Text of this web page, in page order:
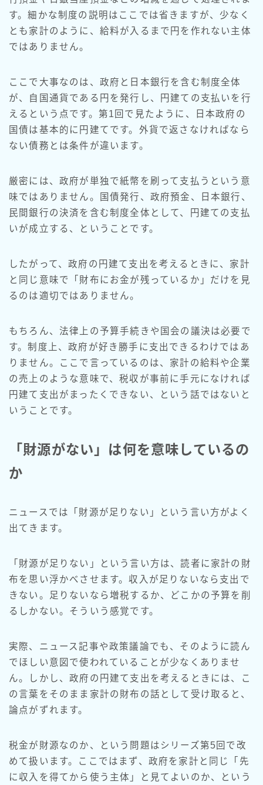
す。細かな制度の説明はここでは省きますが、少なく
とも家計のように、給料が入るまで円を作れない主体
ではありません。
ここで大事なのは、政府と日本銀行を含む制度全体
が、自国通貨である円を発行し、円建ての支払いを行
えるという点です。第1回で見たように、日本政府の
国債は基本的に円建てです。外貨で返さなければなら
ない債務とは条件が違います。
厳密には、政府が単独で紙幣を刷って支払うという意
味ではありません。国債発行、政府預金、日本銀行、
民間銀行の決済を含む制度全体として、円建ての支払
いが成立する、ということです。
したがって、政府の円建て支出を考えるときに、家計
と同じ意味で「財布にお金が残っているか」だけを見
るのは適切ではありません。
もちろん、法律上の予算手続きや国会の議決は必要で
す。制度上、政府が好き勝手に支出できるわけではあ
りません。ここで言っているのは、家計の給料や企業
の売上のような意味で、税収が事前に手元になければ
円建て支出がまったくできない、という話ではないと
いうことです。
「財源がない」は何を意味しているの
か
ニュースでは「財源が足りない」という言い方がよく
出てきます。
「財源が足りない」という言い方は、読者に家計の財
布を思い浮かべさせます。収入が足りないなら支出で
きない。足りないなら増税するか、どこかの予算を削
るしかない。そういう感覚です。
実際、ニュース記事や政策議論でも、そのように読ん
でほしい意図で使われていることが少なくありませ
ん。しかし、政府の円建て支出を考えるときには、こ
の言葉をそのまま家計の財布の話として受け取ると、
論点がずれます。
税金が財源なのか、という問題はシリーズ第5回で改
めて扱います。ここではまず、政府を家計と同じ「先
に収入を得てから使う主体」と見てよいのか、という